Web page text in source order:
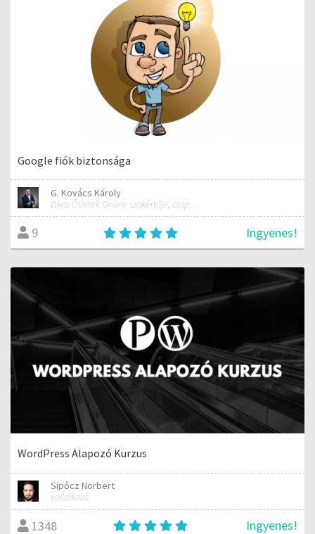
Google fiók biztonsága
G. Kovács Károly
Okos Ötletek Online szakértője, alapítója
9 Ingyenes!
WordPress Alapozó Kurzus
Sipőcz Norbert
vállalkozó
1348 Ingyenes!